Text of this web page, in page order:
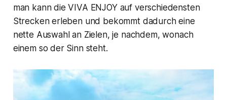
man kann die VIVA ENJOY auf verschiedensten
Strecken erleben und bekommt dadurch eine
nette Auswahl an Zielen, je nachdem, wonach
einem so der Sinn steht.